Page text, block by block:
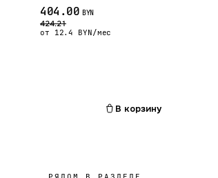
404.00 BYN
424.21
от 12.4 BYN/мес
В корзину